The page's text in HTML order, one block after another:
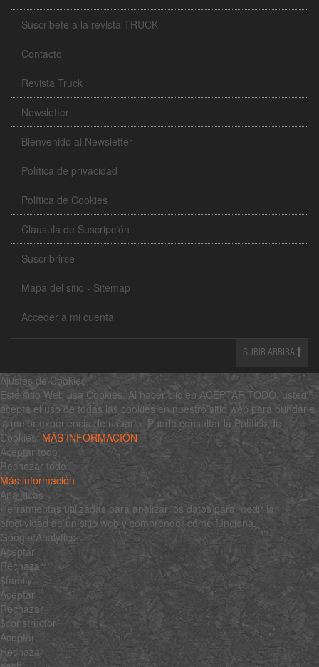
Suscribete a la revista TRUCK
Contacto
Revista Truck
Newsletter
Bienvenido al Newsletter
Política de privacidad
Política de Cookies
Clausula de Suscripción
Suscribrirse
Mapa del sitio - Sitemap
Acceder a mi cuenta
SUBIR ARRIBA
Ajustes de Cookies
Este sitio Web usa Cookies. Al hacer clic en ACEPTAR TODO, usted
acepta el uso de todas las cookies en nuestro sitio web para brindarle
la mejor experiencia de usuario. Puede consultar la Política de
Cookies:MÁS INFORMACIÓN
Aceptar todo
Rechazar todo
Más información
Analíticas
Herramientas utilizadas para analizar los datos para medir la
efectividad de un sitio web y comprender cómo funciona.
Google Analytics
Aceptar
Rechazar
$family
Aceptar
Rechazar
$constructor
Aceptar
Rechazar